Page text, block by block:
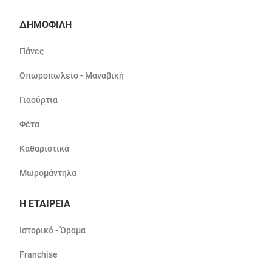
ΔΗΜΟΦΙΛΗ
Πάνες
Οπωροπωλείο - Μαναβική
Γιαούρτια
Φέτα
Καθαριστικά
Μωρομάντηλα
Η ΕΤΑΙΡΕΙΑ
Ιστορικό - Όραμα
Franchise